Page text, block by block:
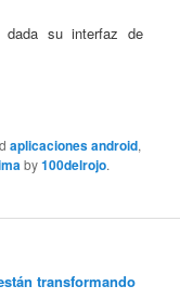
su interfaz de
aplicaciones android,
by100delrojo.
transformando